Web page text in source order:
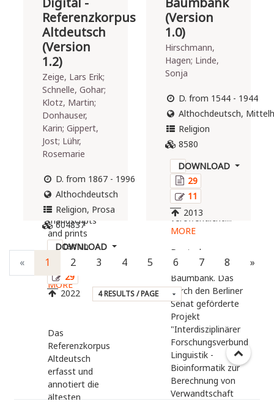
the Lord's
Passion') is a
medieval
religious
treatise
which is
documented
in an
exceptionally
broad
number of
written
total, there
are around 70
German
manuscripts
and prints
written up
between the
MORE
musikalische
Privataufführungen
- digitale Edition"
Wintersemester
2014/2015 unter
der Leitung von
Musikwissenschaft
- Musiksoziologie,
Humboldt-
Universität zu
entstandenen TEI-
XML Dokumente
sind unter CC-BY
3.0 Lizenz
veröffentlicht....
MORE
Referenzkorpus
Altdeutsch
(Version
1.2)
Zeige, Lars Erik;
Schnelle, Gohar;
Klotz, Martin;
Donhauser,
Karin; Gippert,
Jost; Lühr,
Rosemarie
D. from 1867 - 1996
Althochdeutsch
Religion, Prosa
604837
DOWNLOAD
123
29
2022
Das
Referenzkorpus
Altdeutsch
erfasst und
annotiert die
ältesten
(Version
1.0)
Hirschmann,
Hagen; Linde,
Sonja
D. from 1544 - 1944
Althochdeutsch,
Religion
8580
DOWNLOAD
29
11
2013
Deutsche
Diachrone
Baumbank. Das
durch den Berliner
Senat geförderte
Projekt
"Interdisziplinärer
Forschungsverbund
Linguistik -
Bioinformatik zur
Berechnung von
Verwandtschaft
« 1 2 3 4 5 6 7 8 »